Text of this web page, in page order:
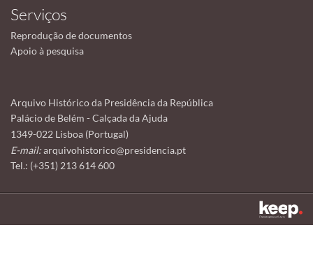
Serviços
Reprodução de documentos
Apoio à pesquisa
Arquivo Histórico da Presidência da República
Palácio de Belém - Calçada da Ajuda
1349-022 Lisboa (Portugal)
E-mail:arquivohistorico@presidencia.pt
Tel.: (+351) 213 614 600